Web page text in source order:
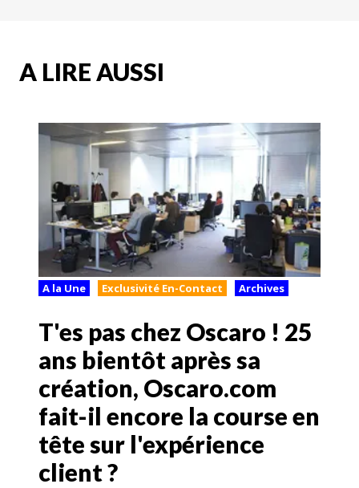
A LIRE AUSSI
A la Une Exclusivité En-Contact Archives
T'es pas chez Oscaro ! 25
ans bientôt après sa
création, Oscaro.com
fait-il encore la course en
tête sur l'expérience
client ?